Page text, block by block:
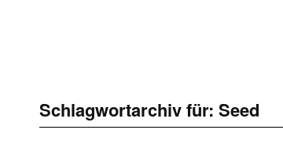
Schlagwortarchiv für: Seed